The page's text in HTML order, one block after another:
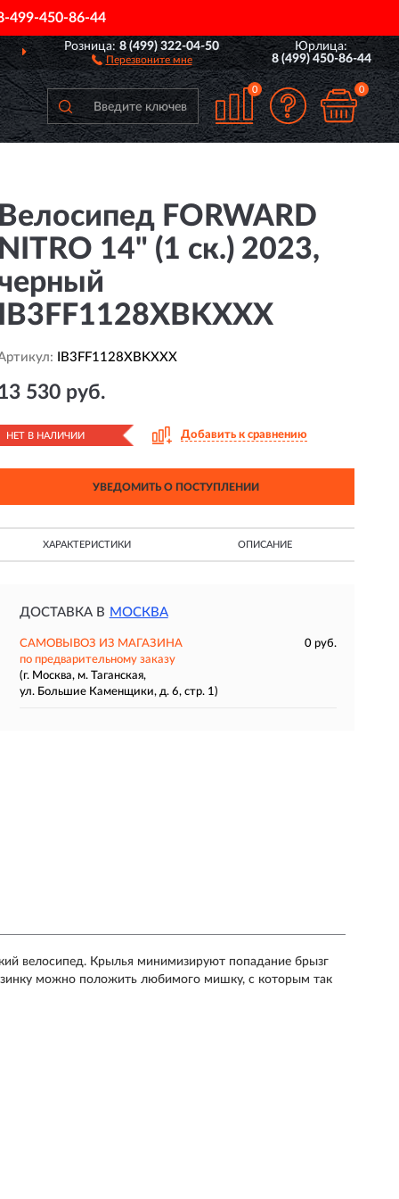
499-450-86-44
ДОСТАВИМПО ВСЕЙ РОССИИ
Розница:8 (499) 322-04-50
Перезвоните мне
Юрлица:
8 (499) 450-86-44
0 0
FORWARD
14" (1 ск.) 2023,
IB3FF1128XBKXXX
530 руб.
НЕТ В НАЛИЧИИ Добавить к сравнению
УВЕДОМИТЬ О ПОСТУПЛЕНИИ
ХАРАКТЕРИСТИКИ ОПИСАНИЕ
ДОСТАВКА В МОСКВА
САМОВЫВОЗ ИЗ МАГАЗИНА
0 руб.
по предварительному заказу
(г. Москва, м. Таганская,
ул. Большие Каменщики, д. 6, стр. 1)
велосипед. Крылья минимизируют попадание брызг
можно положить любимого мишку, с которым так